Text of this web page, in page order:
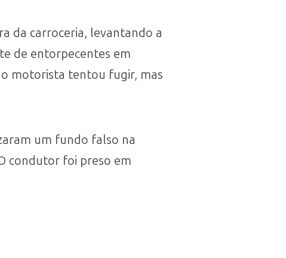
da carroceria, levantando a
de entorpecentes em
motorista tentou fugir, mas
um fundo falso na
condutor foi preso em